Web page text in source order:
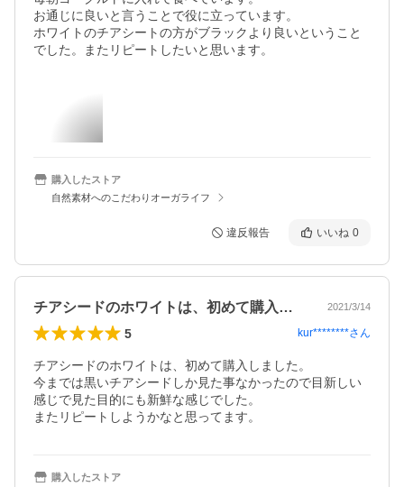
お通じに良いと言うことで役に立っています。
ホワイトのチアシートの方がブラックより良いということ
でした。またリピートしたいと思います。
購入したストア
自然素材へのこだわりオーガライフ
違反報告 いいね 0
チアシードのホワイトは、初めて購入しま… 2021/3/14
5 kur********さん
チアシードのホワイトは、初めて購入しました。
今までは黒いチアシードしか見た事なかったので目新しい
感じで見た目的にも新鮮な感じでした。
またリピートしようかなと思ってます。
購入したストア